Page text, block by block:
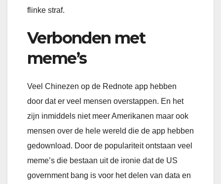
flinke straf.
Verbonden met
meme’s
Veel Chinezen op de Rednote app hebben
door dat er veel mensen overstappen. En het
zijn inmiddels niet meer Amerikanen maar ook
mensen over de hele wereld die de app hebben
gedownload. Door de populariteit ontstaan veel
meme’s die bestaan uit de ironie dat de US
government bang is voor het delen van data en